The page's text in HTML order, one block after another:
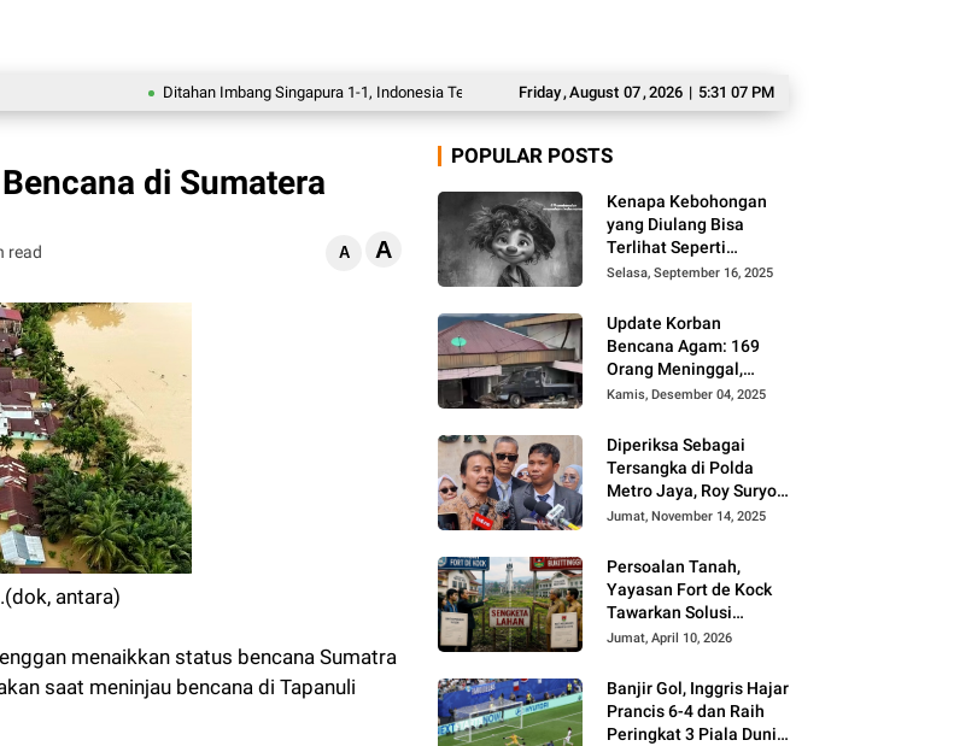
Friday,August 07,2026 | 5:31 08 PM
Ditahan Imbang Singapura 1-1, Indonesia Tersingkir dari Ajang AFF 2026 Langgar Disiplin dan Terlibat Tindak Pidana,
di Sumatera
read A A
antara)
menaikkan status bencana Sumatra
saat meninjau bencana di Tapanuli
POPULAR POSTS
Kenapa Kebohongan
yang Diulang Bisa
Terlihat Seperti
Kebenaran, Ini
Selasa, September 16, 2025
Update Korban
Bencana Agam: 169
Orang Meninggal,
Belum Ditemukan 86
Kamis, Desember 04, 2025
Diperiksa Sebagai
Tersangka di Polda
Metro Jaya, Roy Suryo
Cs Tidak Ditahan
Jumat, November 14, 2025
Persoalan Tanah,
Yayasan Fort de Kock
Tawarkan Solusi
Alternatif Kepada
Jumat, April 10, 2026
Banjir Gol, Inggris Hajar
Prancis 6-4 dan Raih
Peringkat 3 Piala Dunia